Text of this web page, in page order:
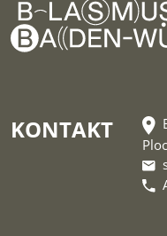
KONTAKT